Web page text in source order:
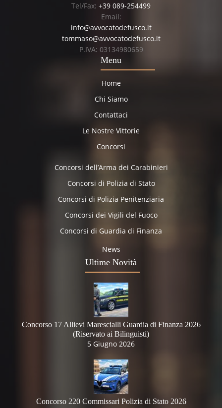
Tel/Fax: +39 089-254499
Email:
info@avvocatodefusco.it
tommaso@avvocatodefusco.it
P.IVA: 03134980659
Menu
Home
Chi Siamo
Contattaci
Le Nostre Vittorie
Concorsi
Concorsi dell’Arma dei Carabinieri
Concorsi di Polizia di Stato
Concorsi di Polizia Penitenziaria
Concorsi dei Vigili del Fuoco
Concorsi di Guardia di Finanza
News
Ultime Novità
Concorso 17 Allievi Marescialli Guardia di Finanza 2026
(Riservato ai Bilinguisti)
5 Giugno 2026
Concorso 220 Commissari Polizia di Stato 2026